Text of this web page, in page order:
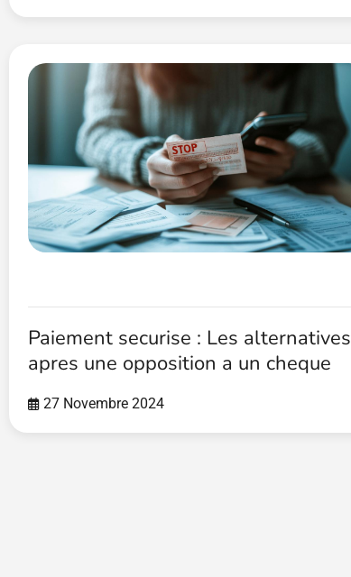
Paiement securise : Les alternatives
apres une opposition a un cheque
27 Novembre 2024